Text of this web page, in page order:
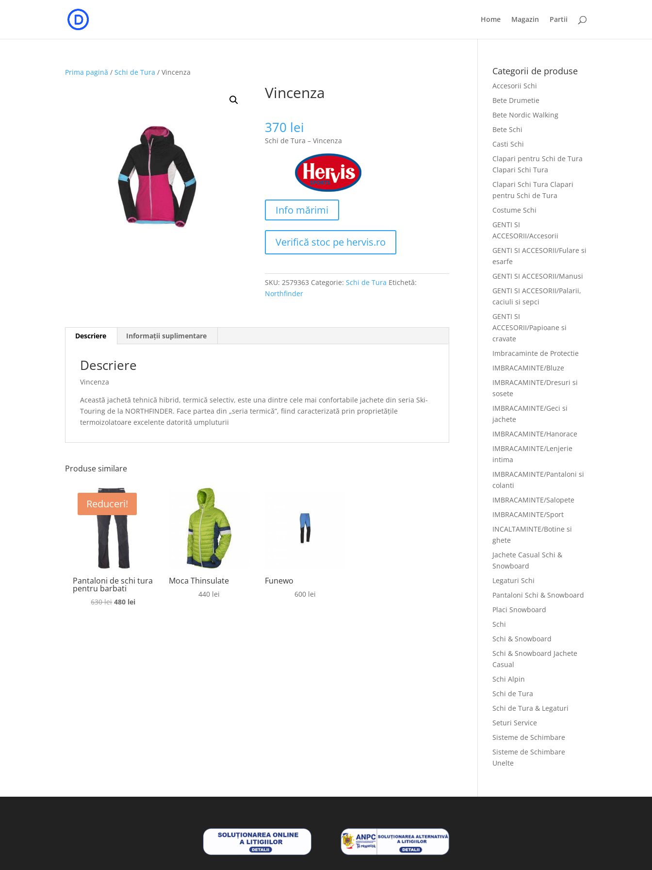
Home Magazin Partii
Prima pagină /Schi de Tura / Vincenza
Vincenza
370 lei
Schi de Tura – Vincenza
Info mărimi
Verifică stoc pe hervis.ro
SKU:2579363 Categorie:Schi de Tura Etichetă:
Northfinder
Descriere Informații suplimentare
Descriere
Vincenza
Această jachetă tehnică hibrid, termică selectiv, este una dintre cele mai confortabile jachete din seria Ski-
Touring de la NORTHFINDER. Face partea din „seria termică”, fiind caracterizată prin proprietățile
termoizolatoare excelente datorită umpluturii
Produse similare
Reduceri!
Pantaloni de schi tura
pentru barbati
630leiPrețul
480 leiPrețul
Moca Thinsulate
440 lei
Funewo
600 lei
Categorii de produse
Accesorii Schi
Bete Drumetie
Bete Nordic Walking
Bete Schi
Casti Schi
Clapari pentru Schi de Tura
Clapari Schi Tura
Clapari Schi Tura Clapari
pentru Schi de Tura
Costume Schi
GENTI SI
ACCESORII/Accesorii
GENTI SI ACCESORII/Fulare si
esarfe
GENTI SI ACCESORII/Manusi
GENTI SI ACCESORII/Palarii,
caciuli si sepci
GENTI SI
ACCESORII/Papioane si
cravate
Imbracaminte de Protectie
IMBRACAMINTE/Bluze
IMBRACAMINTE/Dresuri si
sosete
IMBRACAMINTE/Geci si
jachete
IMBRACAMINTE/Hanorace
IMBRACAMINTE/Lenjerie
intima
IMBRACAMINTE/Pantaloni si
colanti
IMBRACAMINTE/Salopete
IMBRACAMINTE/Sport
INCALTAMINTE/Botine si
ghete
Jachete Casual Schi &
Snowboard
Legaturi Schi
Pantaloni Schi & Snowboard
Placi Snowboard
Schi
Schi & Snowboard
Schi & Snowboard Jachete
Casual
Schi Alpin
Schi de Tura
Schi de Tura & Legaturi
Seturi Service
Sisteme de Schimbare
Sisteme de Schimbare
Unelte